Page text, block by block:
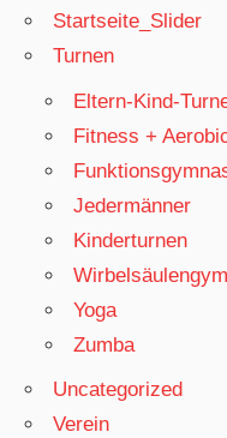
Startseite_Slider
Turnen
Eltern-Kind-
Fitness +
Jedermänner
Kinderturnen
Yoga
Zumba
Uncategorized
Verein